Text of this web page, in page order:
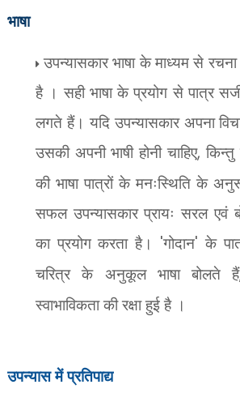
भाषा
उपन्यासकार भाषा के माध्यम से
है । सही भाषा के प्रयोग से पात्र
लगते हैं। यदि उपन्यासकार अपना
उसकी अपनी भाषी होनी चाहिए, किन्तु
की भाषा पात्रों के मनःस्थिति के
सफल उपन्यासकार प्रायः सरल एवं
का प्रयोग करता है। 'गोदान' के
चरित्र के अनुकूल भाषा बोलते हैं
स्वाभाविकता की रक्षा हुई है ।
उपन्यास में प्रतिपाद्य